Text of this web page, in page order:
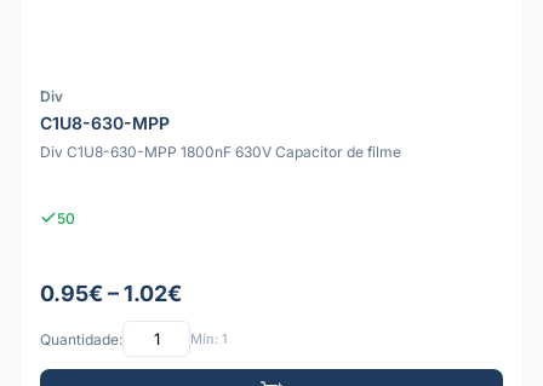
Div
C1U8-630-MPP
Div C1U8-630-MPP 1800nF 630V Capacitor de filme
50
0.95€ – 1.02€
Quantidade: Mín: 1